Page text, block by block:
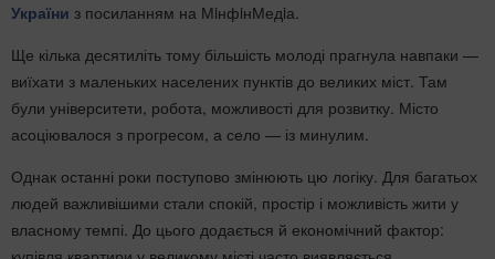
України з посиланням на МiнфiнМедiа.
Ще кілька десятиліть тому більшість молоді прагнула навпаки —
виїхати з маленьких населених пунктів до великих міст. Там
були університети, робота, можливості для розвитку. Місто
асоціювалося з прогресом, а село — із минулим.
Однак останні роки поступово змінюють цю логіку. Для багатьох
людей важливішими стали спокій, простір і можливість жити у
власному темпі. До цього додається й економічний фактор: